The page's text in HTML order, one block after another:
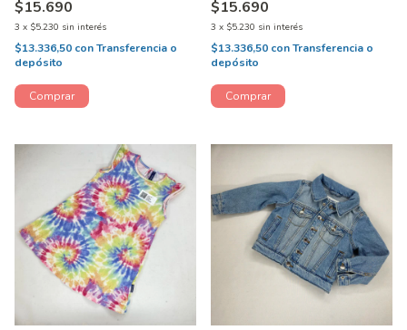
$15.690
3 x $5.230 sin interés
$13.336,50 conTransferencia o
depósito
$15.690
3 x $5.230 sin interés
$13.336,50 conTransferencia o
depósito